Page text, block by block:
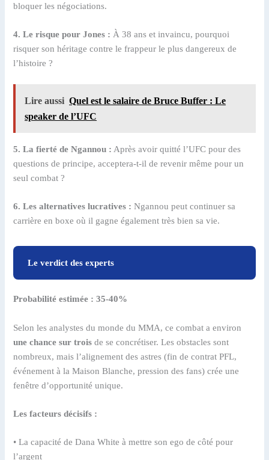
bloquer les négociations.
4. Le risque pour Jones : À 38 ans et invaincu, pourquoi
risquer son héritage contre le frappeur le plus dangereux de
l’histoire ?
Lire aussi Quel est le salaire de Bruce Buffer : Le
speaker de l’UFC
5. La fierté de Ngannou : Après avoir quitté l’UFC pour des
questions de principe, acceptera-t-il de revenir même pour un
seul combat ?
6. Les alternatives lucratives : Ngannou peut continuer sa
carrière en boxe où il gagne également très bien sa vie.
Le verdict des experts
Probabilité estimée : 35-40%
Selon les analystes du monde du MMA, ce combat a environ
une chance sur trois de se concrétiser. Les obstacles sont
nombreux, mais l’alignement des astres (fin de contrat PFL,
événement à la Maison Blanche, pression des fans) crée une
fenêtre d’opportunité unique.
Les facteurs décisifs :
• La capacité de Dana White à mettre son ego de côté pour
l’argent